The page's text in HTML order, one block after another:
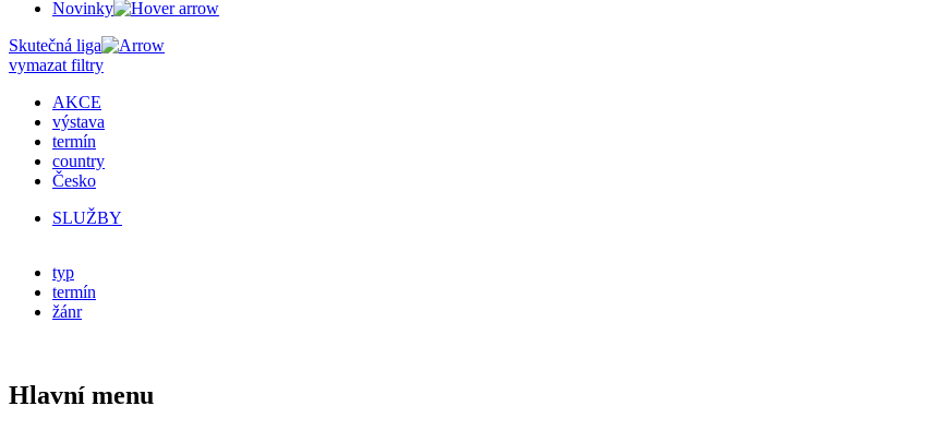
Novinky
Skutečná liga
vymazat filtry
AKCE
výstava
termín
country
Česko
SLUŽBY
typ
termín
žánr
Hlavní menu